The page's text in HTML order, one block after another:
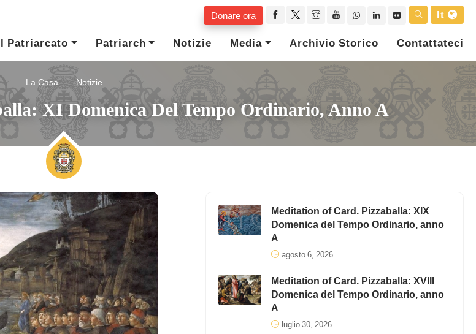
Donare ora
It
Patriarcato
Patriarch Notizie Media Archivio Storico Contattateci
La Casa Notizie
XI Domenica Del Tempo Ordinario, Anno A
Meditation of Card. Pizzaballa: XIX
Domenica del Tempo Ordinario, anno
A
agosto 6, 2026
Meditation of Card. Pizzaballa: XVIII
Domenica del Tempo Ordinario, anno
A
luglio 30, 2026